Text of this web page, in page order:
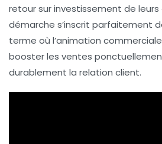
retour sur investissement de
démarche s’inscrit parfaitement
terme où l’animation
booster les ventes
durablement la relation client.